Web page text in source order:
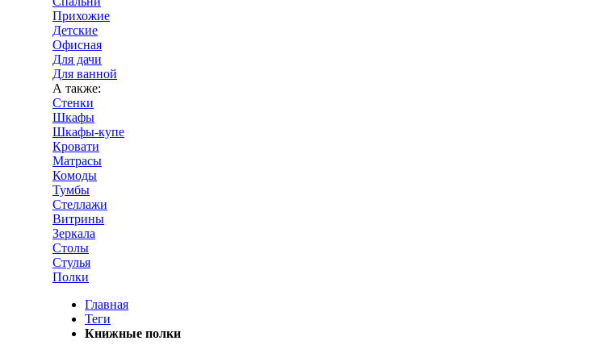
Прихожие
Детские
Офисная
Для дачи
Для ванной
А также:
Стенки
Шкафы
Шкафы-купе
Кровати
Матрасы
Комоды
Тумбы
Стеллажи
Витрины
Зеркала
Столы
Стулья
Полки
Главная
Теги
Книжные полки